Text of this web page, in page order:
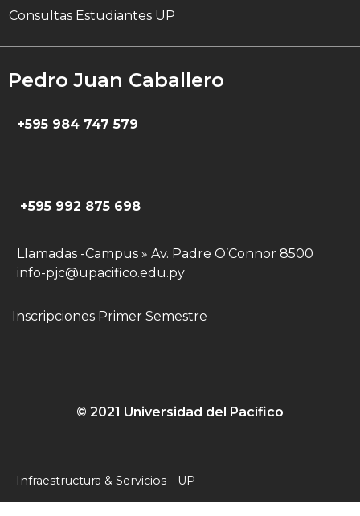
Consultas Estudiantes UP
Pedro Juan Caballero
+595 984 747 579
+595 992 875 698
Llamadas -Campus » Av. Padre O’Connor 8500
info-pjc@upacifico.edu.py
Inscripciones Primer Semestre
© 2021 Universidad del Pacífico
Infraestructura & Servicios - UP